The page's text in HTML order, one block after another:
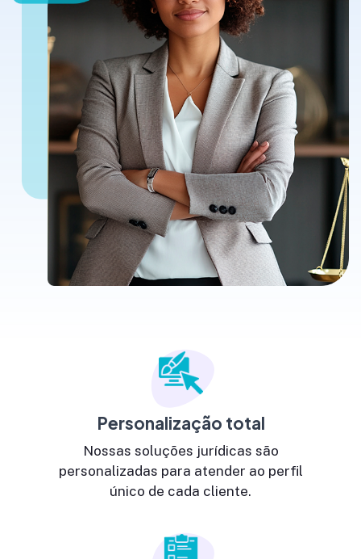
Personalização total
Nossas soluções jurídicas são
personalizadas para atender ao perfil
único de cada cliente.